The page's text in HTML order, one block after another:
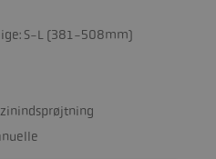
S-L (381-508mm)